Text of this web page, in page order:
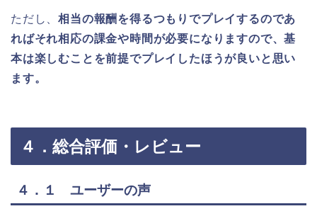
ただし、相当の報酬を得るつもりでプレイするのであ
ればそれ相応の課金や時間が必要になりますので、基
本は楽しむことを前提でプレイしたほうが良いと思い
ます。
４．総合評価・レビュー
４．１ ユーザーの声